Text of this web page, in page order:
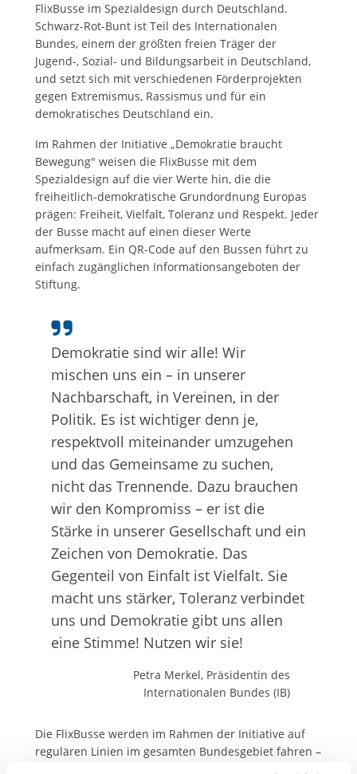
FlixBusse im Spezialdesign durch Deutschland.
Schwarz-Rot-Bunt ist Teil des Internationalen
Bundes, einem der größten freien Träger der
Jugend-, Sozial- und Bildungsarbeit in Deutschland,
und setzt sich mit verschiedenen Förderprojekten
gegen Extremismus, Rassismus und für ein
demokratisches Deutschland ein.
Im Rahmen der Initiative „Demokratie braucht
Bewegung" weisen die FlixBusse mit dem
Spezialdesign auf die vier Werte hin, die die
freiheitlich-demokratische Grundordnung Europas
prägen: Freiheit, Vielfalt, Toleranz und Respekt. Jeder
der Busse macht auf einen dieser Werte
aufmerksam. Ein QR-Code auf den Bussen führt zu
einfach zugänglichen Informationsangeboten der
Stiftung.
Demokratie sind wir alle! Wir
mischen uns ein – in unserer
Nachbarschaft, in Vereinen, in der
Politik. Es ist wichtiger denn je,
respektvoll miteinander umzugehen
und das Gemeinsame zu suchen,
nicht das Trennende. Dazu brauchen
wir den Kompromiss – er ist die
Stärke in unserer Gesellschaft und ein
Zeichen von Demokratie. Das
Gegenteil von Einfalt ist Vielfalt. Sie
macht uns stärker, Toleranz verbindet
uns und Demokratie gibt uns allen
eine Stimme! Nutzen wir sie!
Petra Merkel, Präsidentin des
Internationalen Bundes (IB)
Die FlixBusse werden im Rahmen der Initiative auf
regulären Linien im gesamten Bundesgebiet fahren –